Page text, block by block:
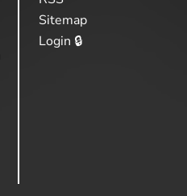
Sitemap
Login 🔒